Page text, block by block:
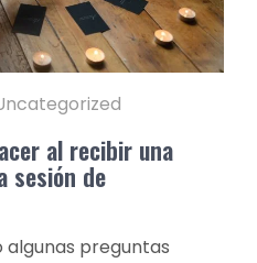
al recibir una
sesión de
algunas preguntas